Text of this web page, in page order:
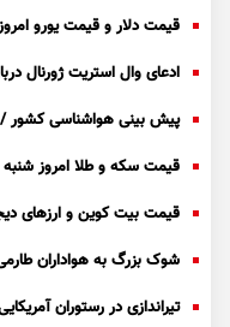
قیمت دلار و قیمت یورو امروز شنبه ۱۰ مرداد
ادعای وال استریت ژورنال
پیش بینی هواشناسی کشور /
قیمت سکه و طلا امروز شنبه ۱۰ مرداد ۱۴۰۵ + جدول
قیمت بیت کوین و ارز‌های دیجیتال امروز
شوک بزرگ به هواداران
تیراندازی در رستوران آمریکایی با